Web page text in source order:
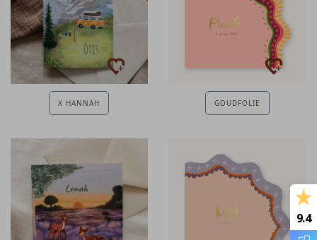
X HANNAH GOUDFOLIE
9.4